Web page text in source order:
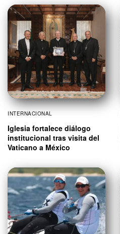
INTERNACIONAL
Iglesia fortalece diálogo
institucional tras visita del
Vaticano a México